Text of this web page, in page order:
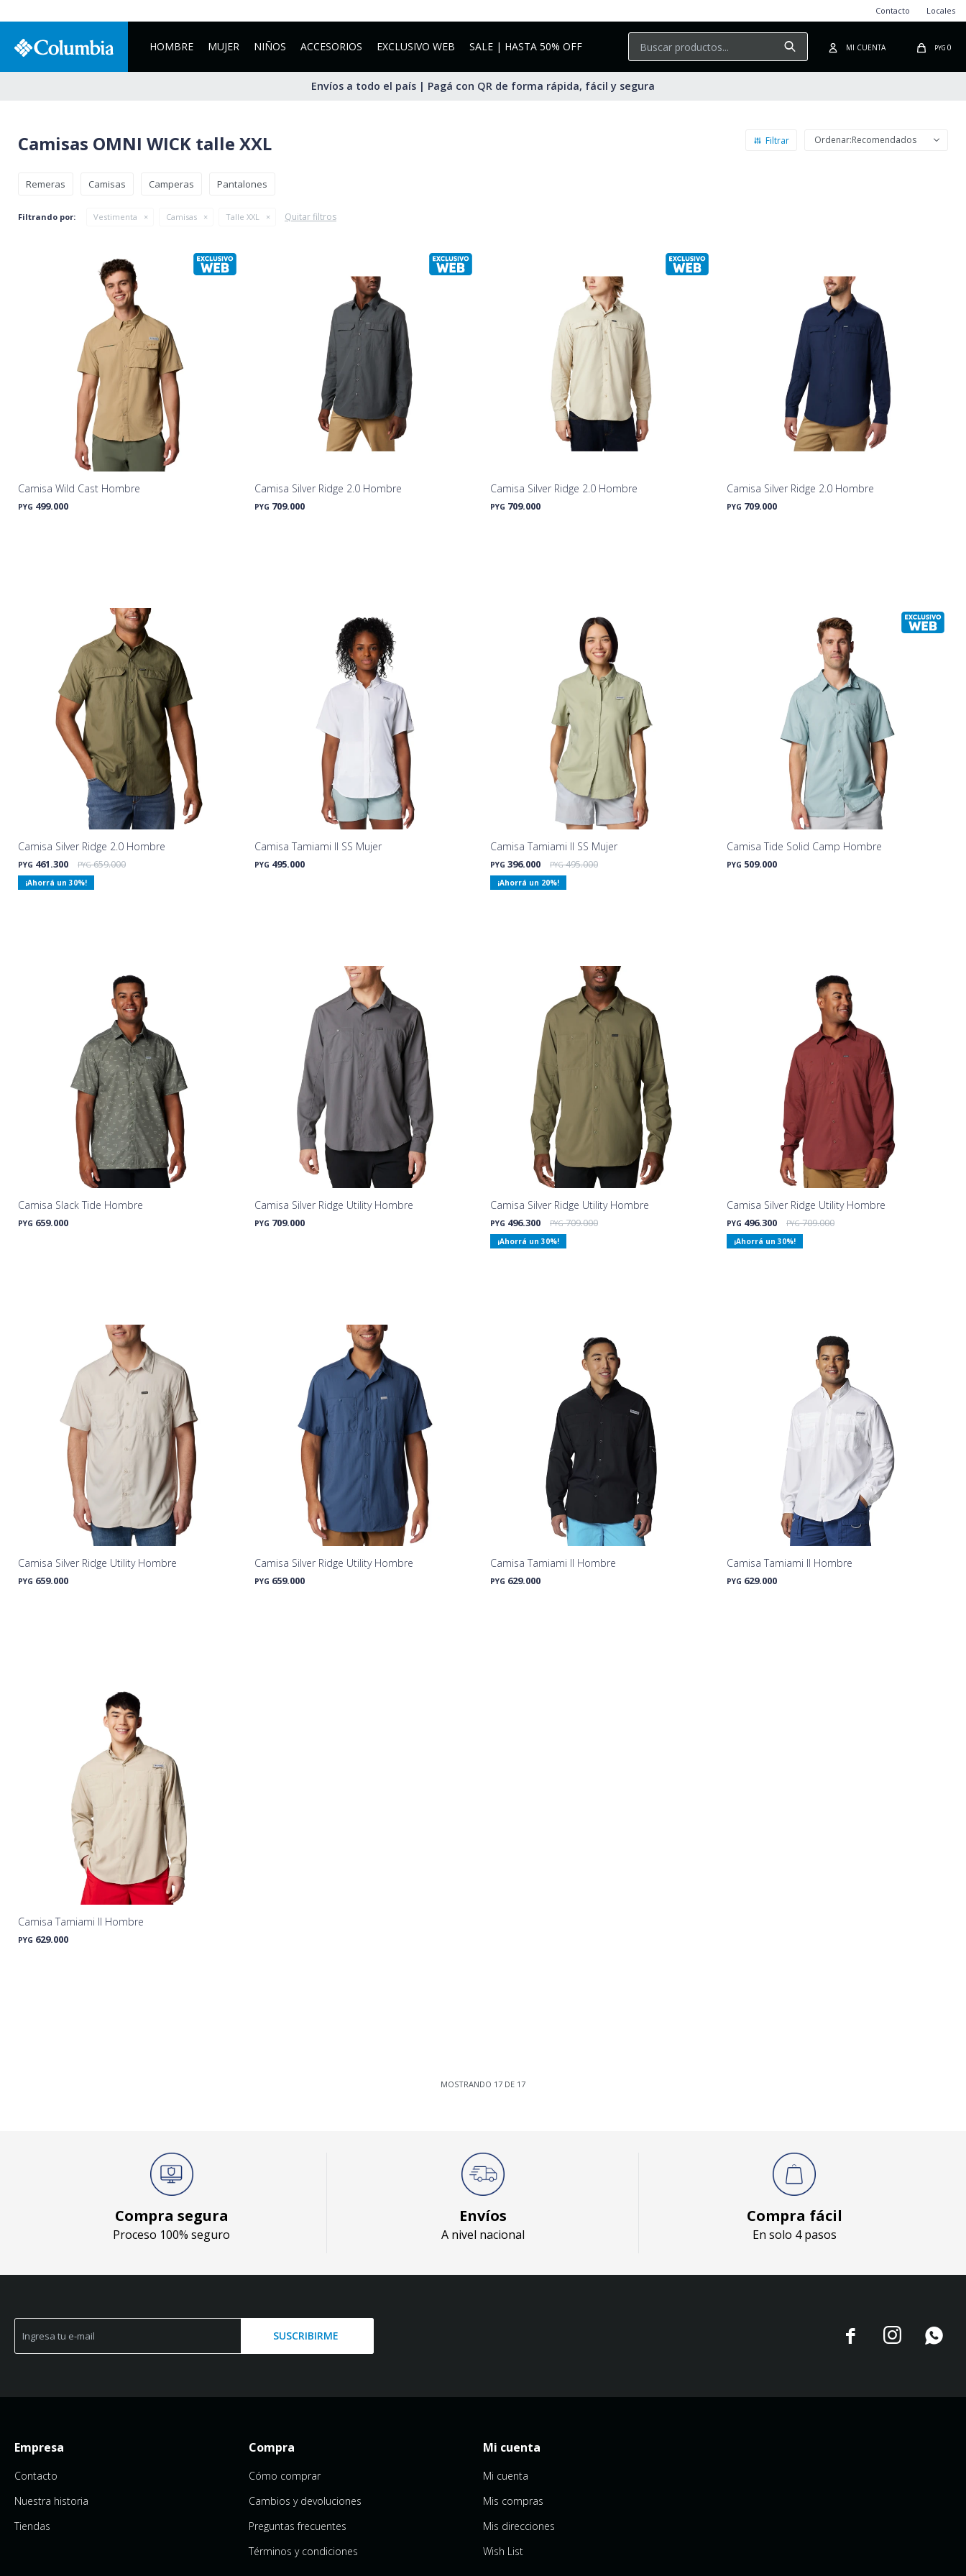
HOMBRE MUJER NIÑOS ACCESORIOS EXCLUSIVO WEB SALE | HASTA 50% OFF PYG 0
Contacto Locales
Envíos a todo el país | Pagá con QR de forma rápida, fácil y segura
Camisas OMNI WICK talle XXL Recomendados
Remeras Camisas Camperas Pantalones
Filtrando por: Vestimenta Camisas Talle XXL Quitar filtros
Camisa Wild Cast Hombre
PYG 499.000
Camisa Silver Ridge 2.0 Hombre
PYG 709.000
Camisa Silver Ridge 2.0 Hombre
PYG 709.000
Camisa Silver Ridge 2.0 Hombre
PYG 709.000
Camisa Silver Ridge 2.0 Hombre
PYG 461.300 PYG 659.000
30
Camisa Tamiami II SS Mujer
PYG 495.000
Camisa Tamiami II SS Mujer
PYG 396.000 PYG 495.000
20
Camisa Tide Solid Camp Hombre
PYG 509.000
Camisa Slack Tide Hombre
PYG 659.000
Camisa Silver Ridge Utility Hombre
PYG 709.000
Camisa Silver Ridge Utility Hombre
PYG 496.300 PYG 709.000
30
Camisa Silver Ridge Utility Hombre
PYG 496.300 PYG 709.000
30
Camisa Silver Ridge Utility Hombre
PYG 659.000
Camisa Silver Ridge Utility Hombre
PYG 659.000
Camisa Tamiami II Hombre
PYG 629.000
Camisa Tamiami II Hombre
PYG 629.000
Camisa Tamiami II Hombre
PYG 629.000
MOSTRANDO 17 DE 17
Compra segura
Proceso 100% seguro
Envíos
A nivel nacional
Compra fácil
En solo 4 pasos
SUSCRIBIRME   
Empresa
Contacto
Nuestra historia
Tiendas
Compra
Cómo comprar
Cambios y devoluciones
Preguntas frecuentes
Términos y condiciones
Mi cuenta
Mi cuenta
Mis compras
Mis direcciones
Wish List